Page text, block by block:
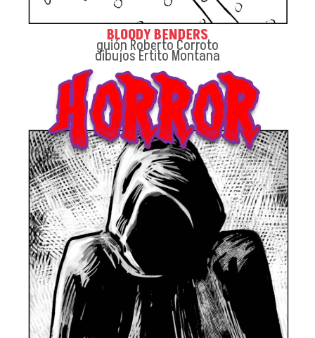
BLOODY BENDERS
guión Roberto Corroto
dibujos Ertito Montana